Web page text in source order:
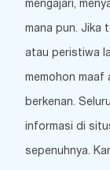
mengajari,
mana pun. Jika
atau peristiwa
memohon maaf
berkenan.
informasi di
sepenuhnya.